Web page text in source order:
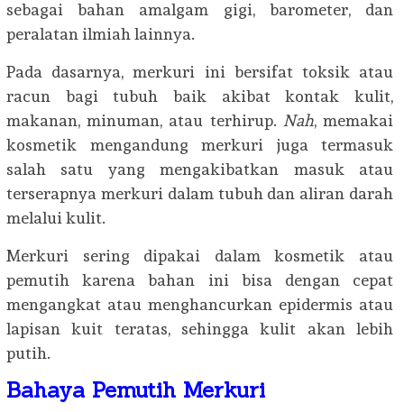
sebagai bahan amalgam gigi, barometer, dan
peralatan ilmiah lainnya.
Pada dasarnya, merkuri ini bersifat toksik atau
racun bagi tubuh baik akibat kontak kulit,
makanan, minuman, atau terhirup. Nah, memakai
kosmetik mengandung merkuri juga termasuk
salah satu yang mengakibatkan masuk atau
terserapnya merkuri dalam tubuh dan aliran darah
melalui kulit.
Merkuri sering dipakai dalam kosmetik atau
pemutih karena bahan ini bisa dengan cepat
mengangkat atau menghancurkan epidermis atau
lapisan kuit teratas, sehingga kulit akan lebih
putih.
Bahaya Pemutih Merkuri